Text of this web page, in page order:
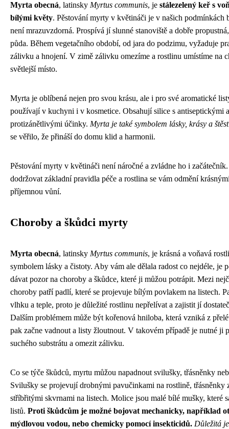
Myrta obecná, latinsky Myrtus communis, je stálezelený keř s
bílými květy. Pěstování myrty v květináči je v našich podmínkách
není mrazuvzdorná. Prospívá jí slunné stanoviště a dobře
půda. Během vegetačního období, od jara do podzimu, vyžaduje
zálivku a hnojení. V zimě zálivku omezíme a rostlinu umístíme na
světlejší místo.
Myrta je oblíbená nejen pro svou krásu, ale i pro své aromatické
používají v kuchyni i v kosmetice. Obsahují silice s antiseptickými a
protizánětlivými účinky. Myrta je také symbolem lásky, krásy a
se věřilo, že přináší do domu klid a harmonii.
Pěstování myrty v květináči není náročné a zvládne ho i
dodržovat základní pravidla péče a rostlina se vám odmění
příjemnou vůní.
Choroby a škůdci myrty
Myrta obecná, latinsky Myrtus communis, je krásná a voňavá
symbolem lásky a čistoty. Aby vám ale dělala radost co nejdéle, je
dávat pozor na choroby a škůdce, které ji můžou potrápit. Mezi
choroby patří padlí, které se projevuje bílým povlakem na listech.
vlhku a teple, proto je důležité rostlinu nepřelívat a zajistit jí
Dalším problémem může být kořenová hniloba, která vzniká z
pak začne vadnout a listy žloutnout. V takovém případě je nutné ji
suchého substrátu a omezit zálivku.
Co se týče škůdců, myrtu můžou napadnout svilušky, třásněnky
Svilušky se projevují drobnými pavučinkami na rostlině, třásněnky
stříbřitými skvrnami na listech. Molice jsou malé bílé mušky, které
listů. Proti škůdcům je možné bojovat mechanicky, například
mýdlovou vodou, nebo chemicky pomocí insekticidů. Důležitá